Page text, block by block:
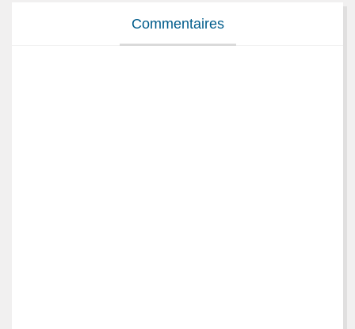
Commentaires